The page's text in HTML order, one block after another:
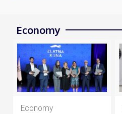
Economy
Economy